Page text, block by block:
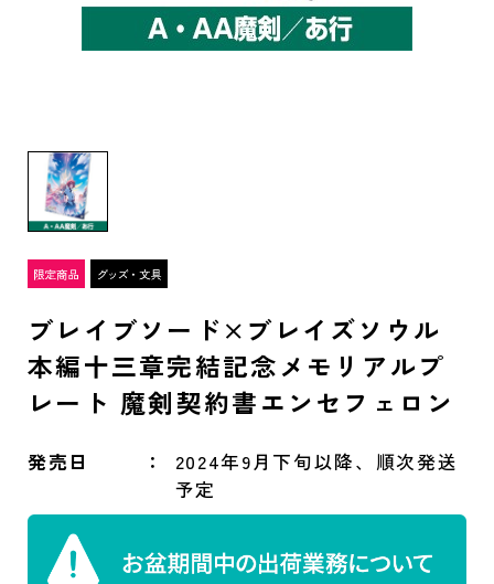
ブレイブソード×ブレイズソウル
本編十三章完結記念メモリアルプ
レート 魔剣契約書エンセフェロン
発売日
2024年9月下旬以降、順次発送
予定